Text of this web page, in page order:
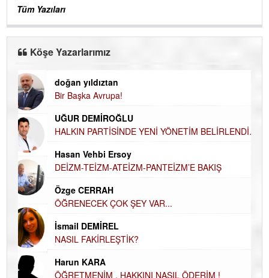
Tüm Yazıları
Köşe Yazarlarımız
doğan yıldıztan
Bir Başka Avrupa!
UĞUR DEMİROĞLU
HALKIN PARTİSİNDE YENİ YÖNETİM BELİRLENDİ…
Hasan Vehbi Ersoy
DEİZM-TEİZM-ATEİZM-PANTEİZM’E BAKIŞ
Özge CERRAH
ÖĞRENECEK ÇOK ŞEY VAR...
İsmail DEMİREL
NASIL FAKİRLEŞTİK?
Harun KARA
ÖĞRETMENİM , HAKKINI NASIL ÖDERİM !